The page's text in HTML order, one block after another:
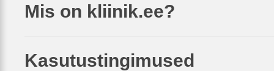
Mis on kliinik.ee?
Kasutustingimused